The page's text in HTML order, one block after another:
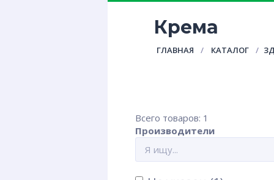
Крема
ГЛАВНАЯ КАТАЛОГ
Всего товаров: 1
Производители